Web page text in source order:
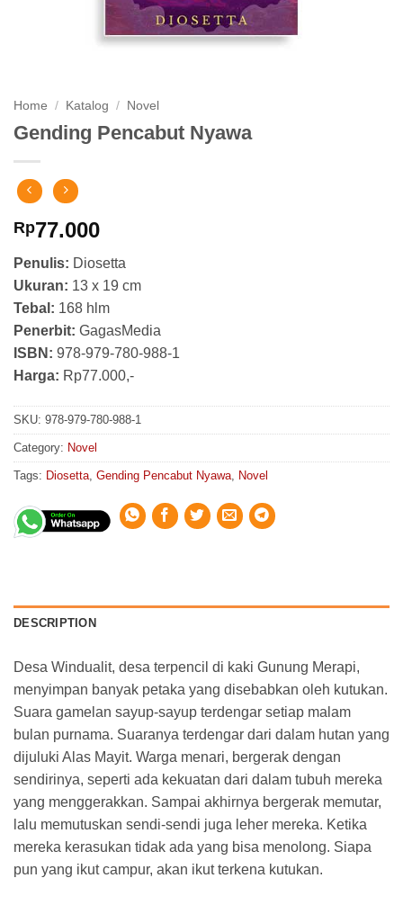
Home / Katalog / Novel
Gending Pencabut Nyawa
Rp77.000
Penulis: Diosetta
Ukuran: 13 x 19 cm
Tebal: 168 hlm
Penerbit: GagasMedia
ISBN: 978-979-780-988-1
Harga: Rp77.000,-
SKU: 978-979-780-988-1
Category: Novel
Tags: Diosetta, Gending Pencabut Nyawa, Novel
DESCRIPTION
Desa Windualit, desa terpencil di kaki Gunung Merapi,
menyimpan banyak petaka yang disebabkan oleh kutukan.
Suara gamelan sayup-sayup terdengar setiap malam
bulan purnama. Suaranya terdengar dari dalam hutan yang
dijuluki Alas Mayit. Warga menari, bergerak dengan
sendirinya, seperti ada kekuatan dari dalam tubuh mereka
yang menggerakkan. Sampai akhirnya bergerak memutar,
lalu memutuskan sendi-sendi juga leher mereka. Ketika
mereka kerasukan tidak ada yang bisa menolong. Siapa
pun yang ikut campur, akan ikut terkena kutukan.